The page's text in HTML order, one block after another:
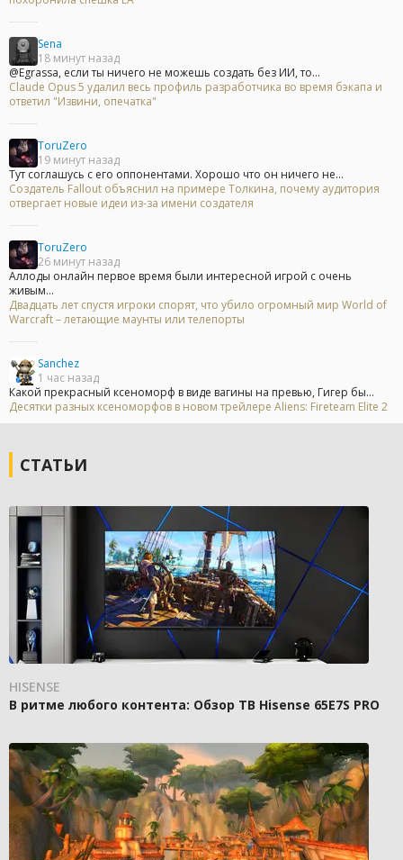
Sena
18 минут назад
@Egrassa, если ты ничего не можешь создать без ИИ, то...
Claude Opus 5 удалил весь профиль разработчика во время бэкапа и
ответил "Извини, опечатка"
ToruZero
19 минут назад
Тут соглашусь с его оппонентами. Хорошо что он ничего не...
Создатель Fallout объяснил на примере Толкина, почему аудитория
отвергает новые идеи из-за имени создателя
ToruZero
26 минут назад
Аллоды онлайн первое время были интересной игрой с очень
живым...
Двадцать лет спустя игроки спорят, что убило огромный мир World of
Warcraft – летающие маунты или телепорты
Sanchez
1 час назад
Какой прекрасный ксеноморф в виде вагины на превью, Гигер бы...
Десятки разных ксеноморфов в новом трейлере Aliens: Fireteam Elite 2
СТАТЬИ
HISENSE
В ритме любого контента: Обзор ТВ Hisense 65E7S PRO